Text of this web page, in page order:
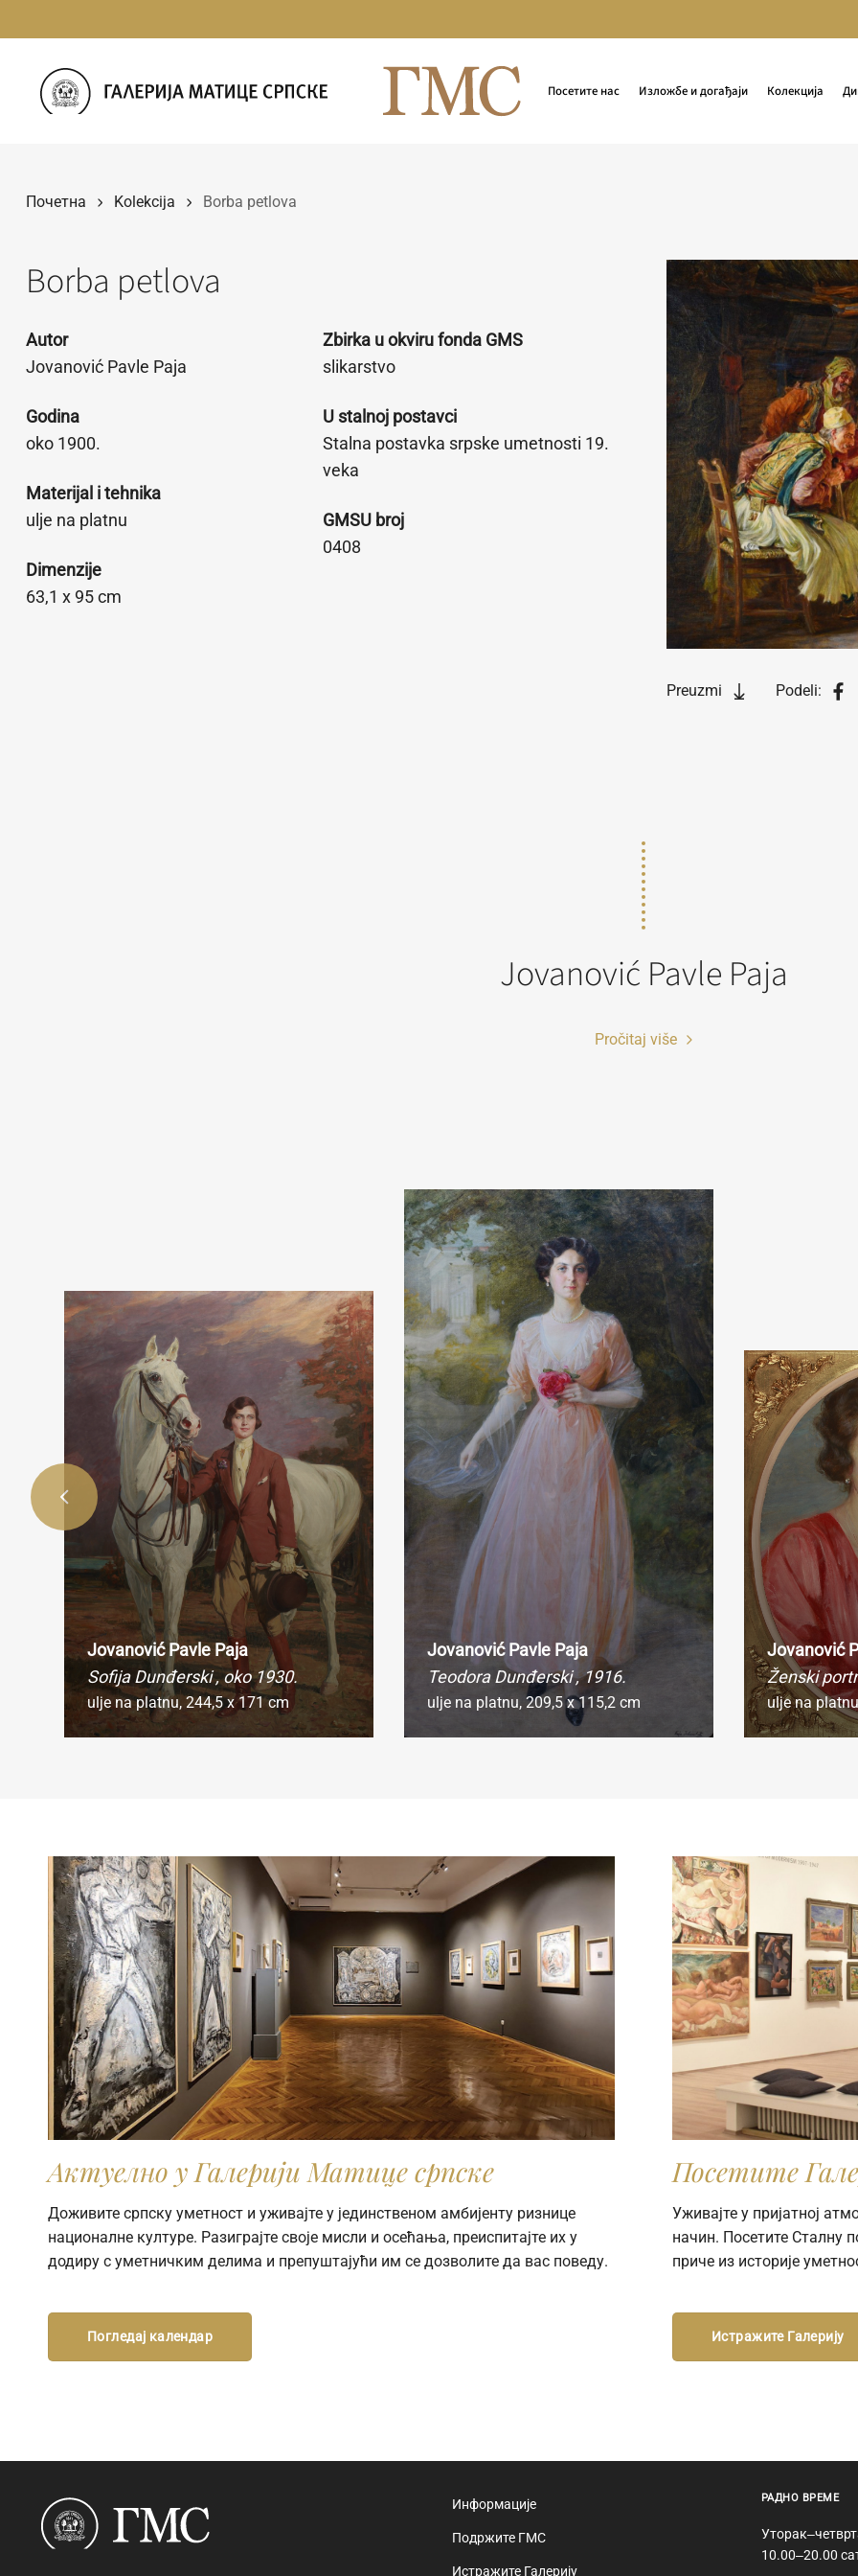
на
Посетите нас Изложбе и догађаји Колекција
Ukoliko fotografiju koristite u obrazovne svrhe i odgovara vam
720 piksela širine (72dpi), možete je preuzeti direktno iz pretraživača
Ukoliko vam je potrebna fotografija visoke rezolucije radi
reprodukovanja u naučne, stručne ili komercijalne svrhe, molimo
popunite online Zahtev za izdavanje digitalne fotografije.
Почетна Kolekcija Borba petlova
Borba petlova
Autor
Jovanović Pavle Paja
Godina
oko 1900.
Materijal i tehnika
ulje na platnu
Dimenzije
63,1 x 95 cm
Zbirka u okviru fonda GMS
slikarstvo
U stalnoj postavci
Stalna postavka srpske umetnosti 19.
veka
GMSU broj
0408
Preuzmi Podeli:
Jovanović Pavle Paja
Pročitaj više
Jovanović Pavle Paja
Sofija Dunđerski, oko 1930.
ulje na platnu,244,5 x 171 cm
Jovanović Pavle Paja
Teodora Dunđerski, 1916.
ulje na platnu,209,5 x 115,2 cm
Jovanović
Ženski
ulje na
Актуелно у Галерији Матице српске
Доживите српску уметност и уживајте у јединственом амбијенту ризнице
националне културе. Разиграјте своје мисли и осећања, преиспитајте их у
додиру с уметничким делима и препуштајући им се дозволите да вас поведу.
Погледај календар
Посетите
Уживајте у пријатној
начин. Посетите Сталну
приче из историје
Истражите Галерију
Информације
Подржите ГМС
Истражите Галерију
РАДНО ВРЕМЕ
10.00‒20.00